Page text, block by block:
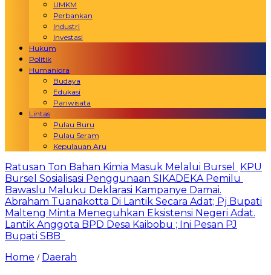
UMKM
Perbankan
Industri
Investasi
Hukum
Politik
Humaniora
Budaya
Edukasi
Pariwisata
Lintas
Pulau Buru
Pulau Seram
Kepulauan Aru
Ratusan Ton Bahan Kimia Masuk Melalui Bursel
KPU
Bursel Sosialisasi Penggunaan SIKADEKA Pemilu
Bawaslu Maluku Deklarasi Kampanye Damai.
Abraham Tuanakotta Di Lantik Secara Adat; Pj Bupati
Malteng Minta Meneguhkan Eksistensi Negeri Adat.
Lantik Anggota BPD Desa Kaibobu ; Ini Pesan PJ
Bupati SBB
Home / Daerah